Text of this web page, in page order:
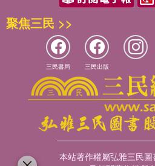
聚焦三民 >>
三民書局 三民出版
本站著作權屬弘雅三民